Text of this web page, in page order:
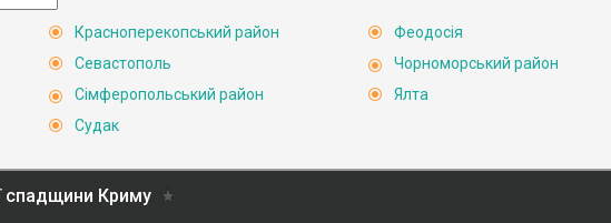
Красноперекопський район
Севастополь
Сімферопольський район
Судак
Феодосія
Чорноморський район
Ялта